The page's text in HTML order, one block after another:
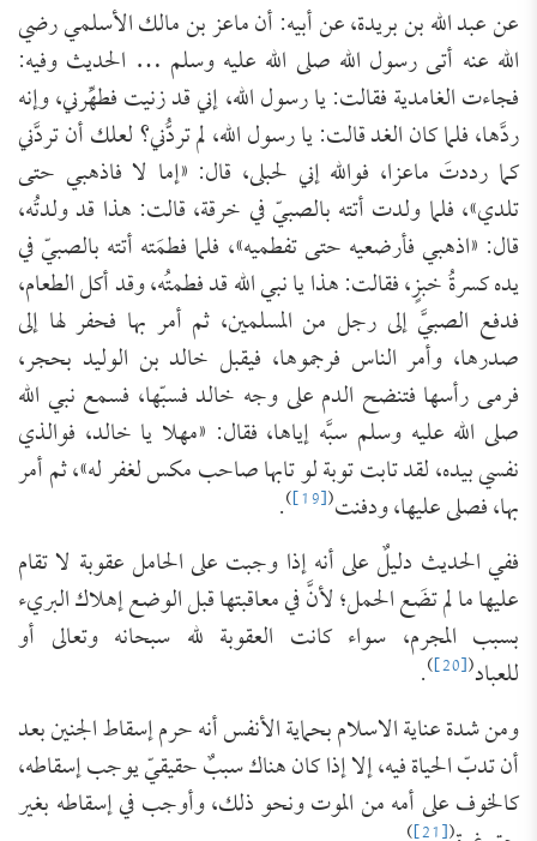
عن عبد الله بن بريدة، عن أبيه: أن ماعز بن مالك الأسلمي رضي
الله عنه أتى رسول الله صلى الله عليه وسلم … الحديث وفيه:
فجاءت الغامدية فقالت: يا رسول الله، إني قد زنيت فطهِّرني، وإنه
ردَّها، فلما كان الغد قالت: يا رسول الله، لم تردُّني؟ لعلك أن تردَّني
كما رددتَ ماعزا، فوالله إني لحبلى، قال: «إما لا فاذهبي حتى
تلدي»، فلما ولدت أتته بالصبيّ في خرقة، قالت: هذا قد ولدتُه،
قال: «اذهبي فأرضعيه حتى تفطميه»، فلما فطمَته أتته بالصبيّ في
يده كسرةُ خبزٍ، فقالت: هذا يا نبي الله قد فطمتُه، وقد أكل الطعام،
فدفع الصبيَّ إلى رجل من المسلمين، ثم أمر بها فحفر لها إلى
صدرها، وأمر الناس فرجموها، فيقبل خالد بن الوليد بحجر،
فرمى رأسها فتنضح الدم على وجه خالد فسبّها، فسمع نبي الله
صلى الله عليه وسلم سبَّه إياها، فقال: «مهلا يا خالد، فوالذي
نفسي بيده، لقد تابت توبة لو تابها صاحب مكس لغفر له»، ثم أمر
بها، فصلى عليها، ودفنت(
[19]
)
.
ففي الحديث دليلٌ على أنه إذا وجبت على الحامل عقوبة لا تقام
عليها ما لم تضَع الحمل؛ لأنَّ في معاقبتها قبل الوضع إهلاك البريء
بسبب المجرم، سواء كانت العقوبة لله سبحانه وتعالى أو
للعباد(
[20]
)
.
ومن شدة عناية الاسلام بحماية الأنفس أنه حرم إسقاط الجنين بعد
أن تدبّ الحياة فيه، إلا إذا كان هناك سببٌ حقيقيّ يوجب إسقاطه،
كالخوف على أمه من الموت ونحو ذلك، وأوجب في إسقاطه بغير